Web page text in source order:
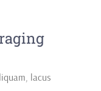
lacus